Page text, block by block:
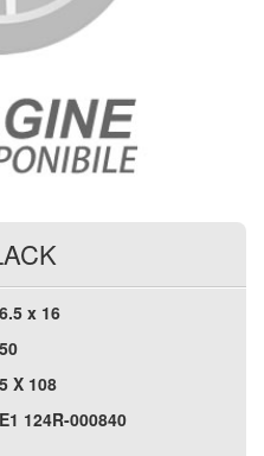
6.5 x 16
50
5 X 108
E1 124R-000840